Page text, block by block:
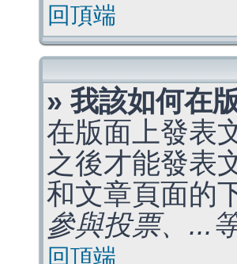
回頂端
» 我該如何在
在版面上發表
之後才能發表
和文章頁面的
參與投票、...
回頂端